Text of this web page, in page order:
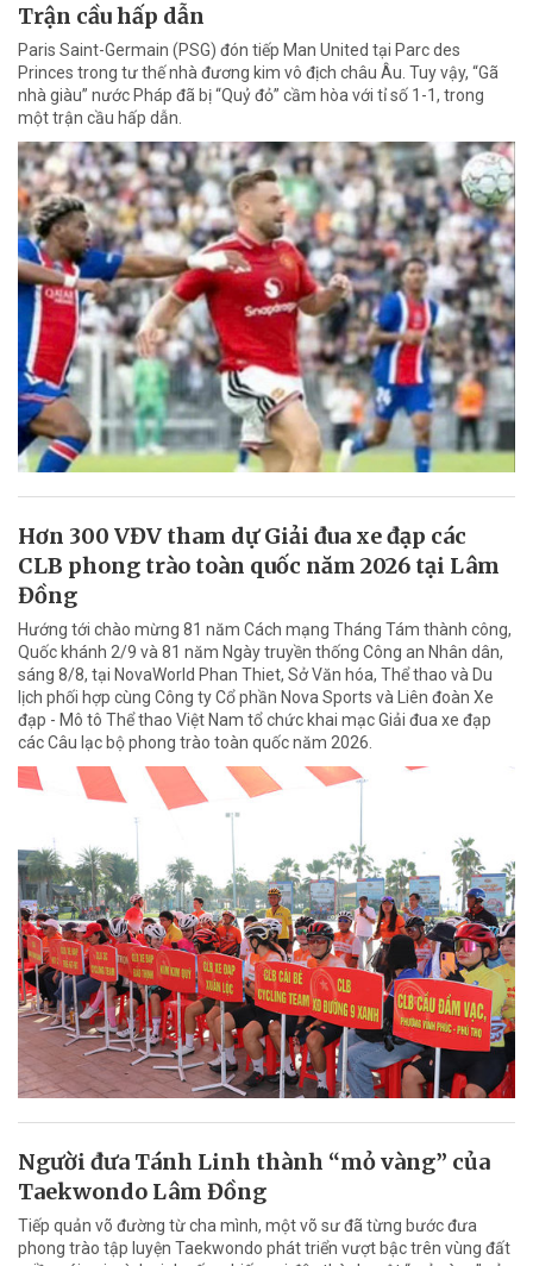
Trận cầu hấp dẫn
Paris Saint-Germain (PSG) đón tiếp Man United tại Parc des
Princes trong tư thế nhà đương kim vô địch châu Âu. Tuy vậy, “Gã
nhà giàu” nước Pháp đã bị “Quỷ đỏ” cầm hòa với tỉ số 1-1, trong
một trận cầu hấp dẫn.
Hơn 300 VĐV tham dự Giải đua xe đạp các
CLB phong trào toàn quốc năm 2026 tại Lâm
Đồng
Hướng tới chào mừng 81 năm Cách mạng Tháng Tám thành công,
Quốc khánh 2/9 và 81 năm Ngày truyền thống Công an Nhân dân,
sáng 8/8, tại NovaWorld Phan Thiet, Sở Văn hóa, Thể thao và Du
lịch phối hợp cùng Công ty Cổ phần Nova Sports và Liên đoàn Xe
đạp - Mô tô Thể thao Việt Nam tổ chức khai mạc Giải đua xe đạp
các Câu lạc bộ phong trào toàn quốc năm 2026.
Người đưa Tánh Linh thành “mỏ vàng” của
Taekwondo Lâm Đồng
Tiếp quản võ đường từ cha mình, một võ sư đã từng bước đưa
phong trào tập luyện Taekwondo phát triển vượt bậc trên vùng đất